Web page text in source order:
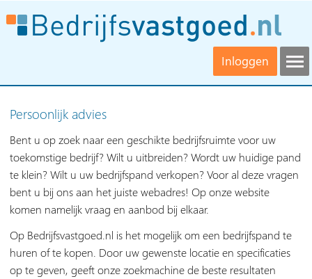
Inloggen
Persoonlijk advies
Bent u op zoek naar een geschikte bedrijfsruimte voor uw
toekomstige bedrijf? Wilt u uitbreiden? Wordt uw huidige pand
te klein? Wilt u uw bedrijfspand verkopen? Voor al deze vragen
bent u bij ons aan het juiste webadres! Op onze website
komen namelijk vraag en aanbod bij elkaar.
Op Bedrijfsvastgoed.nl is het mogelijk om een bedrijfspand te
huren of te kopen. Door uw gewenste locatie en specificaties
op te geven, geeft onze zoekmachine de beste resultaten